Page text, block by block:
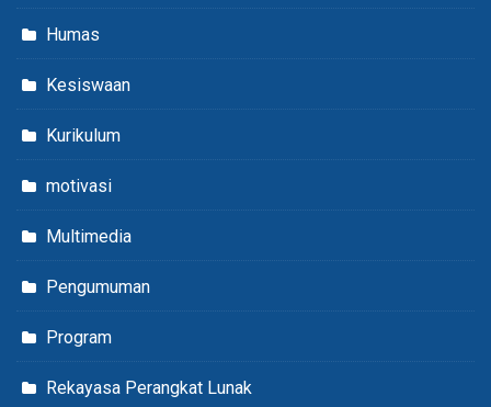
Humas
Kesiswaan
Kurikulum
motivasi
Multimedia
Pengumuman
Program
Rekayasa Perangkat Lunak